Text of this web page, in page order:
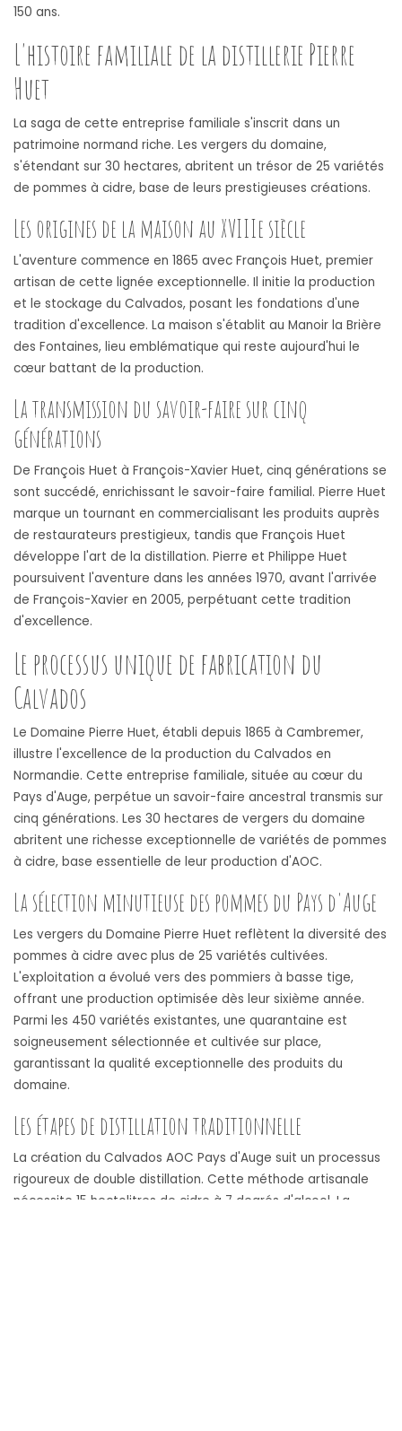
150 ans.
L'histoire familiale de la distillerie Pierre
Huet
La saga de cette entreprise familiale s'inscrit dans un
patrimoine normand riche. Les vergers du domaine,
s'étendant sur 30 hectares, abritent un trésor de 25 variétés
de pommes à cidre, base de leurs prestigieuses créations.
Les origines de la maison au XVIIIe siècle
L'aventure commence en 1865 avec François Huet, premier
artisan de cette lignée exceptionnelle. Il initie la production
et le stockage du Calvados, posant les fondations d'une
tradition d'excellence. La maison s'établit au Manoir la Brière
des Fontaines, lieu emblématique qui reste aujourd'hui le
cœur battant de la production.
La transmission du savoir-faire sur cinq
générations
De François Huet à François-Xavier Huet, cinq générations se
sont succédé, enrichissant le savoir-faire familial. Pierre Huet
marque un tournant en commercialisant les produits auprès
de restaurateurs prestigieux, tandis que François Huet
développe l'art de la distillation. Pierre et Philippe Huet
poursuivent l'aventure dans les années 1970, avant l'arrivée
de François-Xavier en 2005, perpétuant cette tradition
d'excellence.
Le processus unique de fabrication du
Calvados
Le Domaine Pierre Huet, établi depuis 1865 à Cambremer,
illustre l'excellence de la production du Calvados en
Normandie. Cette entreprise familiale, située au cœur du
Pays d'Auge, perpétue un savoir-faire ancestral transmis sur
cinq générations. Les 30 hectares de vergers du domaine
abritent une richesse exceptionnelle de variétés de pommes
à cidre, base essentielle de leur production d'AOC.
La sélection minutieuse des pommes du Pays d'Auge
Les vergers du Domaine Pierre Huet reflètent la diversité des
pommes à cidre avec plus de 25 variétés cultivées.
L'exploitation a évolué vers des pommiers à basse tige,
offrant une production optimisée dès leur sixième année.
Parmi les 450 variétés existantes, une quarantaine est
soigneusement sélectionnée et cultivée sur place,
garantissant la qualité exceptionnelle des produits du
domaine.
Les étapes de distillation traditionnelle
La création du Calvados AOC Pays d'Auge suit un processus
rigoureux de double distillation. Cette méthode artisanale
nécessite 15 hectolitres de cidre à 7 degrés d'alcool. La